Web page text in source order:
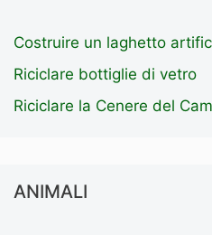
Costruire un laghetto
Riciclare bottiglie di vetro
Riciclare la Cenere del
ANIMALI